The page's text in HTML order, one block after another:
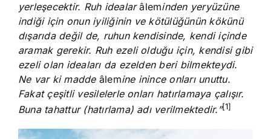
yerleşecektir. Ruh idealarâleminden yeryüzüne
indiği için onun iyiliğinin ve kötülüğünün kökünü
dışarıda değil de, ruhun kendisinde, kendi içinde
aramak gerekir. Ruh ezeli olduğu için, kendisi gibi
ezeli olan ideaları da ezelden beri bilmekteydi.
Ne var ki madde âlemine inince onları unuttu.
Fakat çeşitli vesilelerle onları hatırlamaya çalışır.
Buna tahattur (hatırlama) adı verilmektedir.”[1]